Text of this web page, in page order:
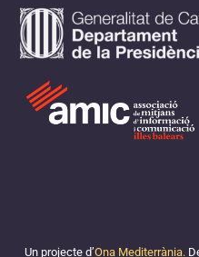
Un projecte d’Ona Mediterrània.